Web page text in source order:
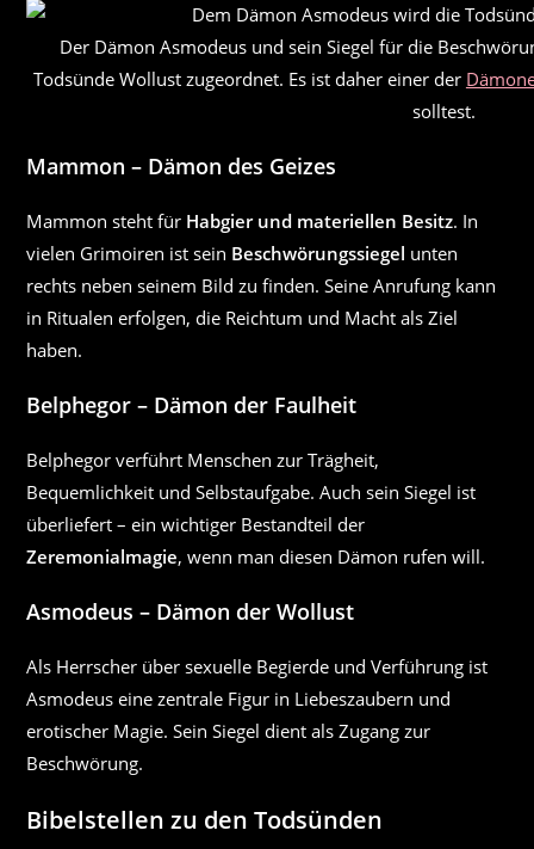
Der Dämon Asmodeus und sein Siegel für die
Todsünde Wollust zugeordnet. Es ist daher einer der
solltest.
Mammon – Dämon des Geizes
Mammon steht für Habgier und materiellen Besitz. In
vielen Grimoiren ist sein Beschwörungssiegel unten
rechts neben seinem Bild zu finden. Seine Anrufung kann
in Ritualen erfolgen, die Reichtum und Macht als Ziel
haben.
Belphegor – Dämon der Faulheit
Belphegor verführt Menschen zur Trägheit,
Bequemlichkeit und Selbstaufgabe. Auch sein Siegel ist
überliefert – ein wichtiger Bestandteil der
Zeremonialmagie, wenn man diesen Dämon rufen will.
Asmodeus – Dämon der Wollust
Als Herrscher über sexuelle Begierde und Verführung ist
Asmodeus eine zentrale Figur in Liebeszaubern und
erotischer Magie. Sein Siegel dient als Zugang zur
Beschwörung.
Bibelstellen zu den Todsünden